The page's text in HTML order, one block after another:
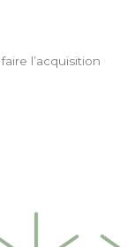
l’acquisition